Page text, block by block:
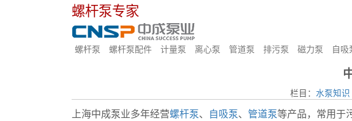
螺杆泵专家
螺杆泵
螺杆泵配件 计量泵 离心泵 管道泵 排污泵 磁力泵 自吸
栏目： 水泵知识
上海中成泵业多年经营螺杆泵、 自吸泵、 管道泵等产品，常用于